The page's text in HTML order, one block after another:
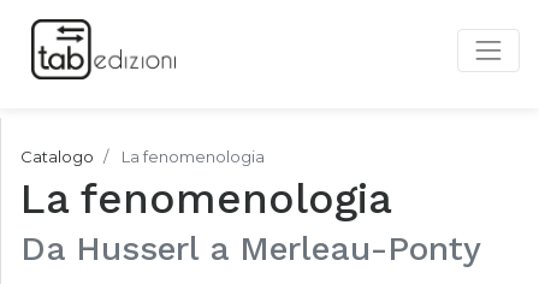
Catalogo La fenomenologia
La fenomenologia
Da Husserl a Merleau-Ponty